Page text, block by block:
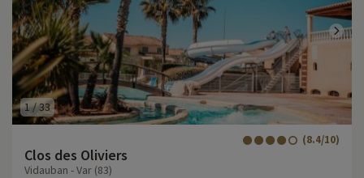
1/33
Clos des Oliviers
(8.4/10)
Vidauban - Var (83)